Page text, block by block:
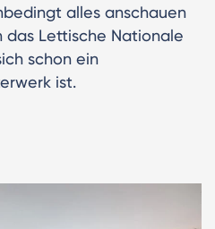
alles anschauen
das Lettische Nationale
schon ein
ist.